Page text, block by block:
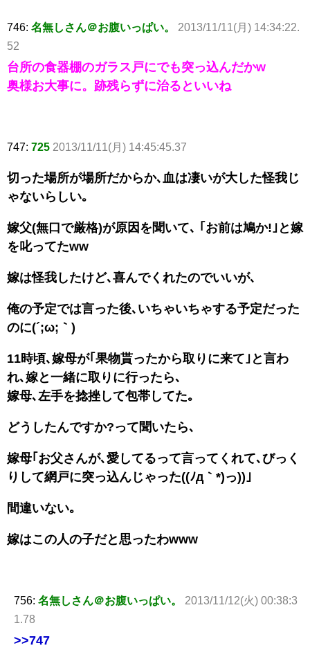
746: 名無しさん＠お腹いっぱい。
2013/11/11(月) 14:34:22.
52
台所の食器棚のガラス戸にでも突っ込んだかw
奥様お大事に。跡残らずに治るといいね
747: 725 2013/11/11(月) 14:45:45.37
切った場所が場所だからか､血は凄いが大した怪我じ
ゃないらしい｡
嫁父(無口で厳格)が原因を聞いて､ ｢お前は鳩か!｣と嫁
を叱ってたww
嫁は怪我したけど､喜んでくれたのでいいが､
俺の予定では言った後､いちゃいちゃする予定だった
のに(´;ω;｀)
11時頃､嫁母が｢果物貰ったから取りに来て｣と言わ
れ､嫁と一緒に取りに行ったら､
嫁母､左手を捻挫して包帯してた｡
どうしたんですか?って聞いたら､
嫁母｢お父さんが､愛してるって言ってくれて､びっく
りして網戸に突っ込んじゃった((ﾉд｀*)っ))｣
間違いない｡
嫁はこの人の子だと思ったわwww
756: 名無しさん＠お腹いっぱい。
2013/11/12(火) 00:38:3
1.78
>>747